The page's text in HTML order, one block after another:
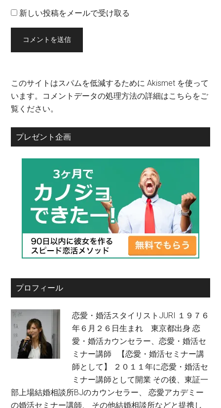
新しい投稿をメールで受け取る
このサイトはスパムを低減するために Akismet を使って
います。 コメントデータの処理方法の詳細はこちらをご
覧ください。
プレゼント企画
プロフィール
恋愛・婚活スタイリストJURI １９７６
年６月２６日生まれ 東京都出身 恋
愛・婚活カウンセラー、恋愛・婚活セ
ミナー講師 【恋愛・婚活セミナー講
師として】 ２０１１年に恋愛・婚活セ
ミナー講師として開業 その後、東証一
部上場結婚相談所BJのカウンセラー、 恋愛アカデミー
の婚活セミナー講師、 その他結婚相談所などと提携し